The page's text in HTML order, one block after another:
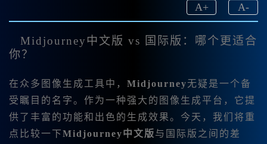
A-
A+
Midjourney中文版 vs 国际版：哪个更适合
你？
在众多图像生成工具中， Midjourney无疑是一个备
受瞩目的名字。作为一种强大的图像生成平台，它提
供了丰富的功能和出色的生成效果。今天，我们将重
点比较一下Midjourney中文版与国际版之间的差